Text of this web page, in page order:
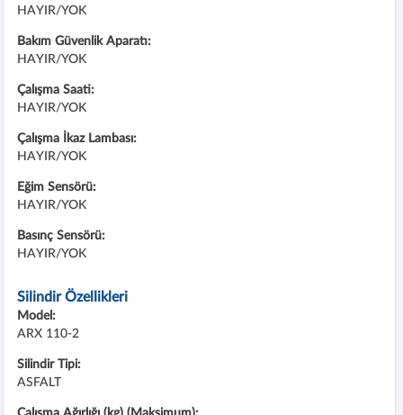
HAYIR/YOK
Bakım Güvenlik Aparatı:
HAYIR/YOK
Çalışma Saati:
HAYIR/YOK
Çalışma İkaz Lambası:
HAYIR/YOK
Eğim Sensörü:
HAYIR/YOK
Basınç Sensörü:
HAYIR/YOK
Silindir Özellikleri
Model:
ARX 110-2
Silindir Tipi:
ASFALT